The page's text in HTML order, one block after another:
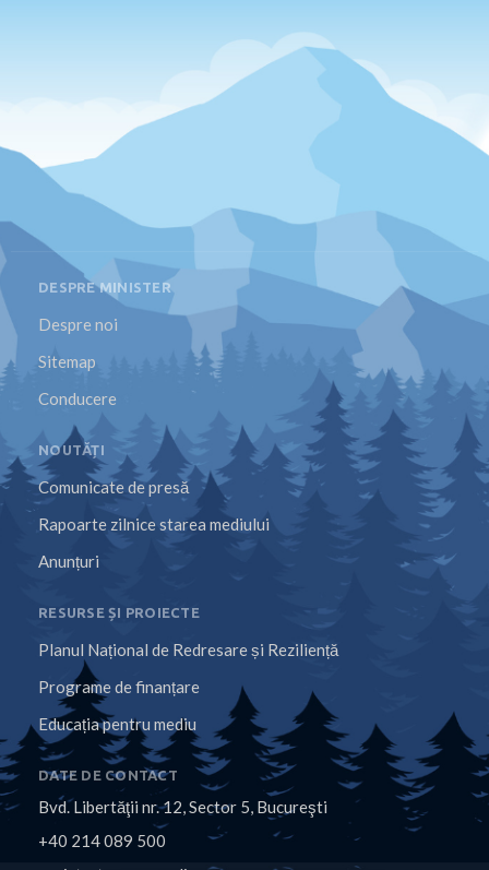
DESPRE MINISTER
Despre noi
Sitemap
Conducere
NOUTĂȚI
Comunicate de presă
Rapoarte zilnice starea mediului
Anunțuri
RESURSE ȘI PROIECTE
Planul Național de Redresare și Reziliență
Programe de finanțare
Educația pentru mediu
DATE DE CONTACT
Bvd. Libertăţii nr. 12, Sector 5, Bucureşti
+40 214 089 500